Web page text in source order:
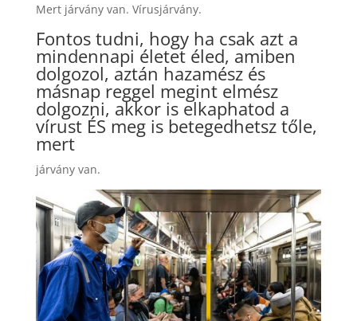
Mert járvány van. Vírusjárvány.
Fontos tudni, hogy ha csak azt a
mindennapi életet éled, amiben
dolgozol, aztán hazamész és
másnap reggel megint elmész
dolgozni, akkor is elkaphatod a
vírust ÉS meg is betegedhetsz tőle,
mert
járvány van.